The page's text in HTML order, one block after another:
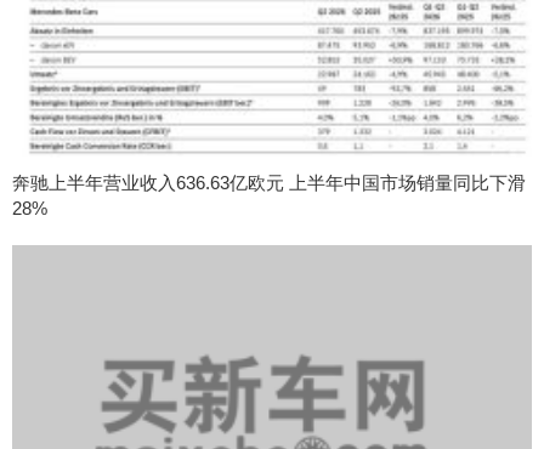
奔驰上半年营业收入636.63亿欧元 上半年中国市场销量同比下滑
28%